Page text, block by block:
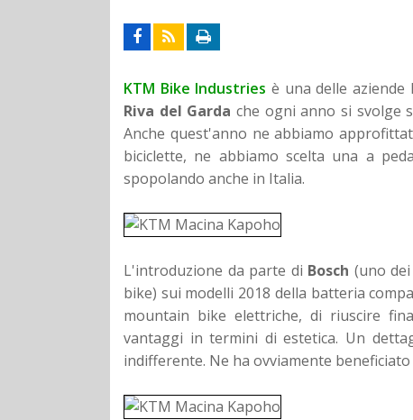
KTM Bike Industries è una delle
Riva del Garda che ogni anno si svolge
Anche quest'anno ne abbiamo
biciclette, ne abbiamo scelta una a
spopolando anche in Italia.
L'introduzione da parte di Bosch (uno
bike) sui modelli 2018 della batteria
mountain bike elettriche, di riuscire
vantaggi in termini di estetica. Un
indifferente. Ne ha ovviamente